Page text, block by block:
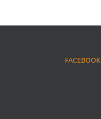
FACEBOOK